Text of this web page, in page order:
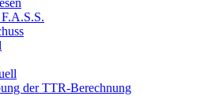
der TTR-Berechnung